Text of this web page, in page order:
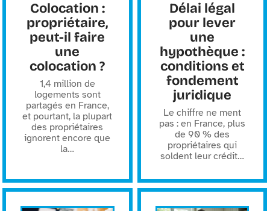
Colocation :
propriétaire,
peut-il faire
une
colocation ?
1,4 million de
logements sont
partagés en France,
et pourtant, la plupart
des propriétaires
ignorent encore que
la…
Délai légal
pour lever
une
hypothèque :
conditions et
fondement
juridique
Le chiffre ne ment
pas : en France, plus
de 90 % des
propriétaires qui
soldent leur crédit…